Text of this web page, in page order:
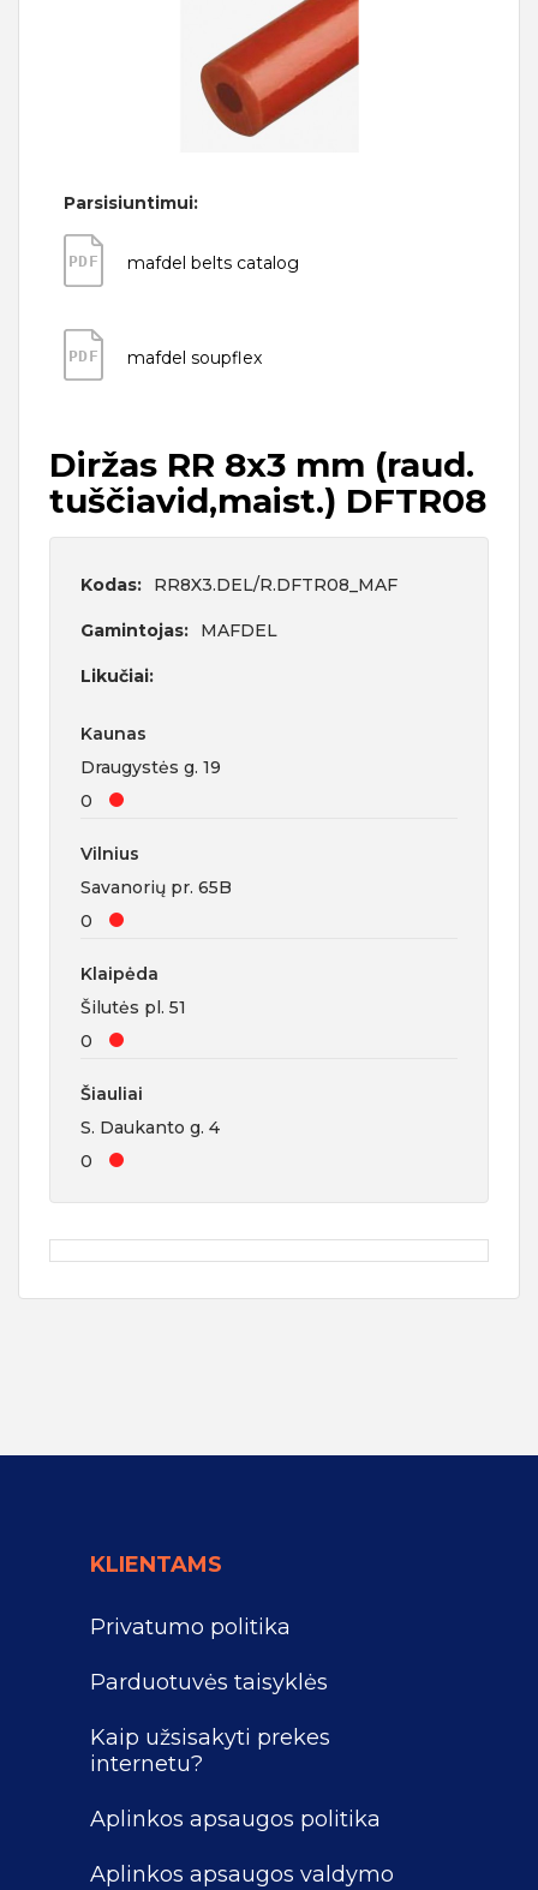
Parsisiuntimui:
PDF mafdel belts catalog
PDF mafdel soupflex
Diržas RR 8x3 mm (raud.
tuščiavid,maist.) DFTR08
Kodas: RR8X3.DEL/R.DFTR08_MAF
Gamintojas: MAFDEL
Likučiai:
Kaunas
Draugystės g. 19
0
Vilnius
Savanorių pr. 65B
0
Klaipėda
Šilutės pl. 51
0
Šiauliai
S. Daukanto g. 4
0
KLIENTAMS
Privatumo politika
Parduotuvės taisyklės
Kaip užsisakyti prekes
internetu?
Aplinkos apsaugos politika
Aplinkos apsaugos valdymo